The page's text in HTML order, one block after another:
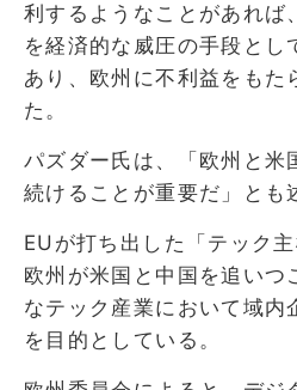
利するようなことがあれば
を経済的な威圧の手段とし
あり、欧州に不利益をもた
た。
パズダー氏は、「欧州と米
続けることが重要だ」とも
EUが打ち出した「テック
欧州が米国と中国を追いつ
なテック産業において域内
を目的としている。